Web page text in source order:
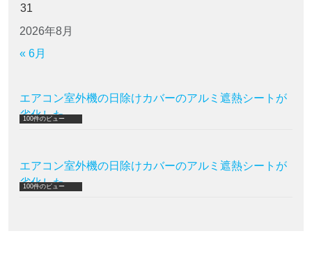
2026年8月
31
« 6月
エアコン室外機の日除けカバーのアルミ遮熱シートが
劣化した
100件のビュー
エアコン室外機の日除けカバーのアルミ遮熱シートが
劣化した
100件のビュー